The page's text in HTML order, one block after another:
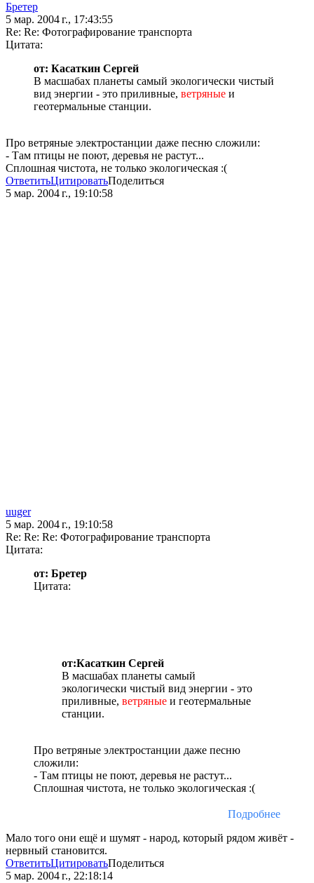
Бретер
5 мар. 2004 г., 17:43:55
Re: Re: Фотографирование транспорта
Цитата:
от: Касаткин Сергей
В масшабах планеты самый экологически чистый
вид энергии - это приливные, ветряные и
геотермальные станции.
Про ветряные электростанции даже песню сложили:
- Там птицы не поют, деревья не растут...
Сплошная чистота, не только экологическая :(
ОтветитьЦитироватьПоделиться
5 мар. 2004 г., 19:10:58
uuger
5 мар. 2004 г., 19:10:58
Re: Re: Re: Фотографирование транспорта
Цитата:
от: Бретер
Цитата:
от:Касаткин Сергей
В масшабах планеты самый
экологически чистый вид энергии - это
приливные, ветряные и геотермальные
станции.
Про ветряные электростанции даже песню
сложили:
- Там птицы не поют, деревья не растут...
Сплошная чистота, не только экологическая :(
Подробнее
Мало того они ещё и шумят - народ, который рядом живёт -
нервный становится.
ОтветитьЦитироватьПоделиться
5 мар. 2004 г., 22:18:14